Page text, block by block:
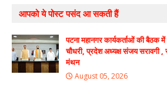
आपको ये पोस्ट पसंद आ सकती हैं
पटना महानगर कार्यकर्ताओं की बैठक
चौधरी, प्रदेश अध्यक्ष संजय सरावगी
मंथन
August 05, 2026